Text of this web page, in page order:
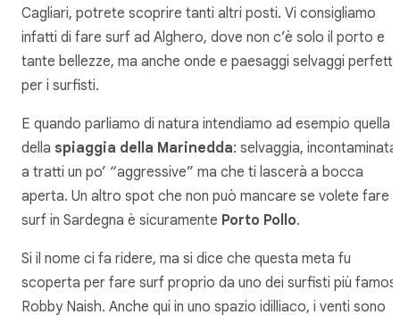
Cagliari, potrete scoprire tanti altri posti. Vi consigliamo
infatti di fare surf ad Alghero, dove non c’è solo il porto e
tante bellezze, ma anche onde e paesaggi selvaggi perfetti
per i surfisti.
E quando parliamo di natura intendiamo ad esempio quella
della spiaggia della Marinedda: selvaggia, incontaminata
a tratti un po’ “aggressive” ma che ti lascerà a bocca
aperta. Un altro spot che non può mancare se volete fare
surf in Sardegna è sicuramente Porto Pollo.
Si il nome ci fa ridere, ma si dice che questa meta fu
scoperta per fare surf proprio da uno dei surfisti più
Robby Naish. Anche qui in uno spazio idilliaco, i venti sono